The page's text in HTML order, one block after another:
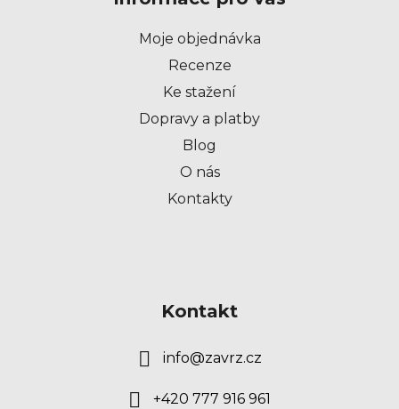
Moje objednávka
Recenze
Ke stažení
Dopravy a platby
Blog
O nás
Kontakty
Kontakt
info@zavrz.cz
+420 777 916 961